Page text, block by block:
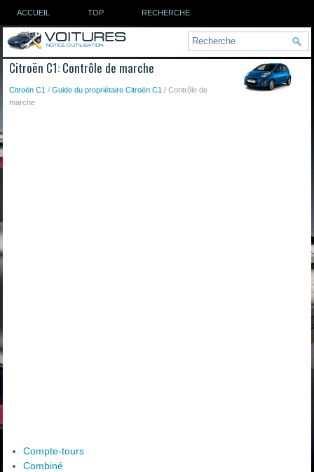
ACCUEIL TOP RECHERCHE
Citroën C1: Contrôle de marche
Citroën C1 /Guide du propriétaire Citroën C1 / Contrôle de
marche
Compte-tours
Combiné